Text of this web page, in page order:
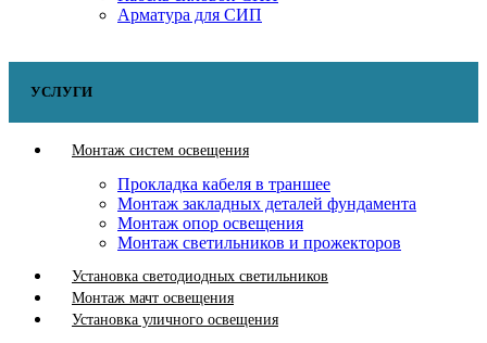
Арматура для СИП
УСЛУГИ
Монтаж систем освещения
Прокладка кабеля в траншее
Монтаж закладных деталей фундамента
Монтаж опор освещения
Монтаж светильников и прожекторов
Установка светодиодных светильников
Монтаж мачт освещения
Установка уличного освещения